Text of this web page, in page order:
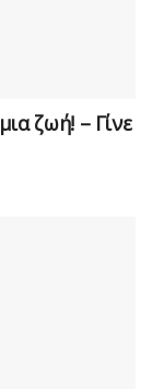
ζωή! – Γίνε